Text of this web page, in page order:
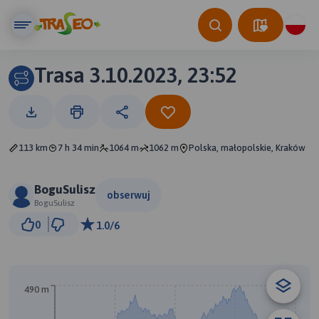
Trasa 3.10.2023, 23:52
113 km 7 h 34 min 1064 m 1062 m Polska, małopolskie, Kraków
BoguSulisz
BoguSulisz
obserwuj
0 1.0/6
490 m